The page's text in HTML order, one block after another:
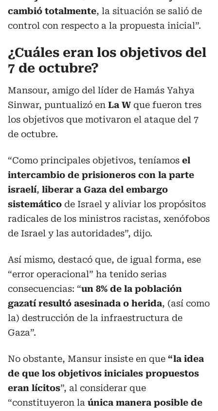
cambió totalmente, la situación se salió de
control con respecto a la propuesta inicial”.
¿Cuáles eran los objetivos del
7 de octubre?
Mansour, amigo del líder de Hamás Yahya
Sinwar, puntualizó en La W que fueron tres
los objetivos que motivaron el ataque del 7
de octubre.
“Como principales objetivos, teníamos el
intercambio de prisioneros con la parte
israelí, liberar a Gaza del embargo
sistemático de Israel y aliviar los propósitos
radicales de los ministros racistas, xenófobos
de Israel y las autoridades”, dijo.
Así mismo, destacó que, de igual forma, ese
“error operacional” ha tenido serias
consecuencias: “un 8% de la población
gazatí resultó asesinada o herida, (así como
la) destrucción de la infraestructura de
Gaza”.
No obstante, Mansur insiste en que “la idea
de que los objetivos iniciales propuestos
eran lícitos”, al considerar que
“constituyeron la única manera posible de